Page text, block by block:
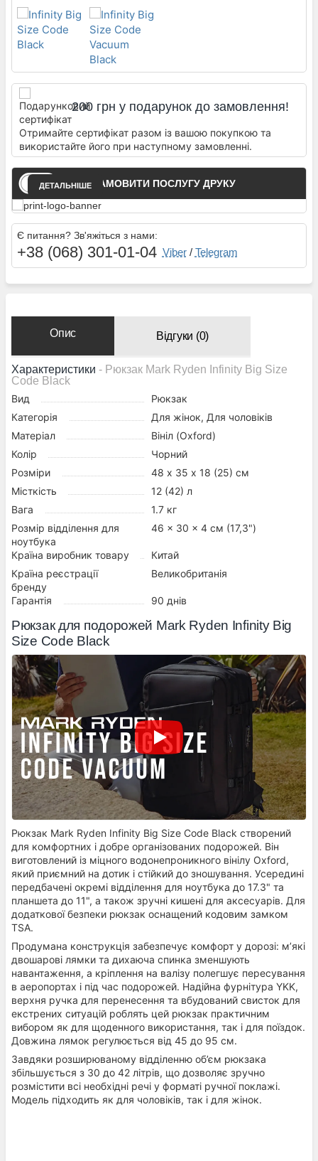
200 грн у подарунок до замовлення!
Отримайте сертифікат разом із вашою покупкою та
використайте його при наступному замовленні.
ЗАМОВИТИ ПОСЛУГУ ДРУКУ
ДЕТАЛЬНІШЕ
Є питання? Зв'яжіться з нами:
+38 (068) 301-01-04 Viber/ Telegram
Опис Відгуки (0)
Характеристики - Рюкзак Mark Ryden Infinity Big Size
Code Black
Вид
Рюкзак
Категорія
Для жінок, Для чоловіків
Матеріал
Вініл (Oxford)
Колір
Чорний
Розміри
48 х 35 х 18 (25) см
Місткість
12 (42) л
Вага
1.7 кг
Розмір відділення для
ноутбука
46 x 30 x 4 см (17,3")
Країна виробник товару
Китай
Країна реєстрації
бренду
Великобританія
Гарантія 90 днів
Рюкзак для подорожей Mark Ryden Infinity Big
Size Code Black
Рюкзак Mark Ryden Infinity Big Size Code Black створений
для комфортних і добре організованих подорожей. Він
виготовлений із міцного водонепроникного вінілу Oxford,
який приємний на дотик і стійкий до зношування. Усередині
передбачені окремі відділення для ноутбука до 17.3" та
планшета до 11", а також зручні кишені для аксесуарів. Для
додаткової безпеки рюкзак оснащений кодовим замком
TSA.
Продумана конструкція забезпечує комфорт у дорозі: м’які
двошарові лямки та дихаюча спинка зменшують
навантаження, а кріплення на валізу полегшує пересування
в аеропортах і під час подорожей. Надійна фурнітура YKK,
верхня ручка для перенесення та вбудований свисток для
екстрених ситуацій роблять цей рюкзак практичним
вибором як для щоденного використання, так і для поїздок.
Довжина лямок регулюється від 45 до 95 см.
Завдяки розширюваному відділенню об’єм рюкзака
збільшується з 30 до 42 літрів, що дозволяє зручно
розмістити всі необхідні речі у форматі ручної поклажі.
Модель підходить як для чоловіків, так і для жінок.